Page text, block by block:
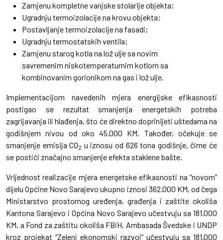
Zamjenu kompletne vanjske stolarije objekta;
Ugradnju termoizolacije na krovu objekta;
Postavljanje termoizolacije na fasadi;
Ugradnju termostatskih ventila;
Zamjenu starog kotla na lož ulje sa novim
savremenim niskotemperaturnim kotlom sa
kombinovanim gorionikom na gas i lož ulje.
Implementacijom navedenih mjera energijske efikasnosti
postigao se rezultat smanjenja energetskih potreba
zagrijavanja ili hlađenja, što će direktno doprinijeti uštedama na
godišnjem nivou od oko 45.000 KM. Također, očekuje se
smanjenje emisija CO2 u iznosu od 626 tona godišnje, čime će
se postići značajno smanjenje efekta staklene bašte.
Vrijednost realizacije mjera energetske efikasnosti na “novom”
dijelu Općine Novo Sarajevo ukupno iznosi 362.000 KM, od čega
Ministarstvo prostornog uređenja, građenja i zaštite okoliša
Kantona Sarajevo i Općina Novo Sarajevo učestvuju sa 181.000
KM, a Fond za zaštitu okoliša FBiH, Ambasada Švedske i UNDP
kroz projekat “Zeleni ekonomski razvoj” učestvuju sa 181.000